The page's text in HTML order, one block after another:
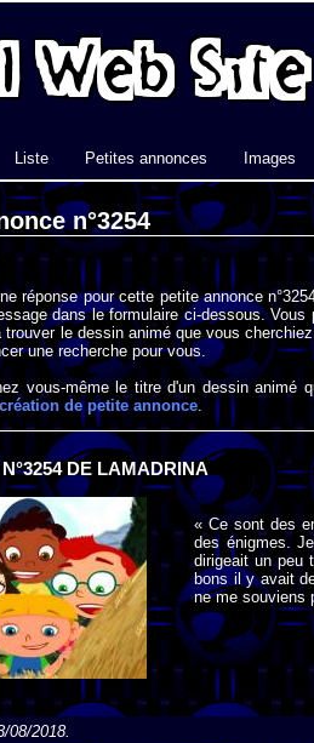
Liste Petites annonces Images
n°3254
réponse pour cette petite annonce
dans le formulaire ci-dessous.
trouver le dessin animé que vous
une recherche pour vous.
vous-même le titre d'un dessin animé
de petite annonce.
DE LAMADRINA
« Ce sont des
des énigmes.
dirigeait un peu
bons il y avait
ne me souviens
08/2018.